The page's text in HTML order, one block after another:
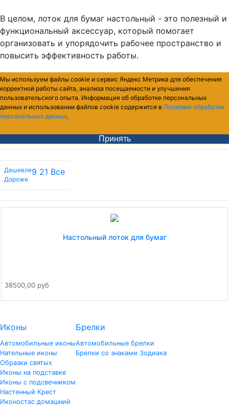
В целом, лоток для бумаг настольный - это полезный и
функциональный аксессуар, который помогает
организовать и упорядочить рабочее пространство и
повысить эффективность работы.
Мы используем файлы cookie и сервис Яндекс Метрика для обеспечения
корректной работы сайта, анализа посещаемости и улучшения
пользовательского опыта. Информация об обработке персональных
данных и использовании файлов cookie содержится в Политике обработки
персональных данных.
Принять
Дешевле
Дороже
9 21 Все
Настольный лоток для бумаг
38500,00 руб
Иконы
Автомобильные иконы
Нательные иконы
Образки святых
Иконы на подставке
Иконы с подсвечником
Настенный Крест
Иконостас домашний
Брелки
Автомобильные брелки
Брелки со знаками Зодиака